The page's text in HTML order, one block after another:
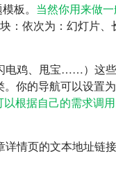
板。 当然你用来做
：依次为：幻灯片、
电鸡、甩宝……）这
你的导航可以设置
根据自己的需求调
情页的文本地址链